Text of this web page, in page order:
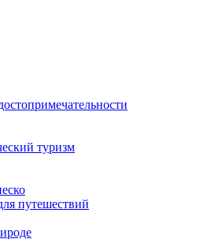
туризм
путешествий